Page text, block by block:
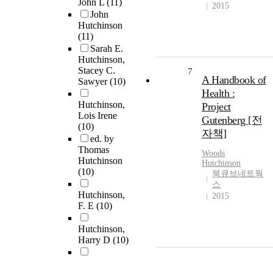
John L (11)
John
Hutchinson
(11)
Sarah E.
Hutchinson,
Stacey C.
Sawyer(10)
Hutchinson,
Lois Irene
(10)
ed. by
Thomas
Hutchinson
(10)
Hutchinson,
F. E (10)
Hutchinson,
Harry D (10)
2015
7
A Handbook of
Health :
Project
Gutenberg [전
자책]
Woods
Hutchinson
북큐브네트웍
스
2015